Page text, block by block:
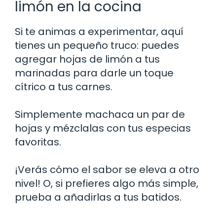
limón en la cocina
Si te animas a experimentar, aquí
tienes un pequeño truco: puedes
agregar hojas de limón a tus
marinadas para darle un toque
cítrico a tus carnes.
Simplemente machaca un par de
hojas y mézclalas con tus especias
favoritas.
¡Verás cómo el sabor se eleva a otro
nivel! O, si prefieres algo más simple,
prueba a añadirlas a tus batidos.